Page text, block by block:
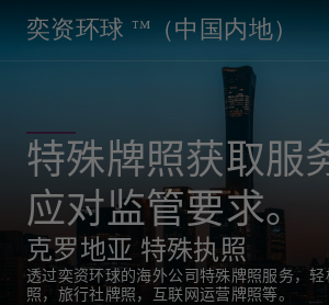
奕资环球 ™（中国内地）
特殊牌照获取服
应对监管要求。
克罗地亚 特殊执照
透过奕资环球的海外公司特殊牌照服务，
照，旅行社牌照，互联网运营牌照等。